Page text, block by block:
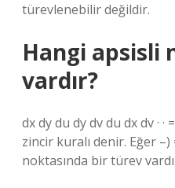
türevlenebilir değildir.
Hangi apsisli
vardır?
dx dy du dy dv du dx dv ·
zincir kuralı denir. Eğer –)
noktasında bir türev